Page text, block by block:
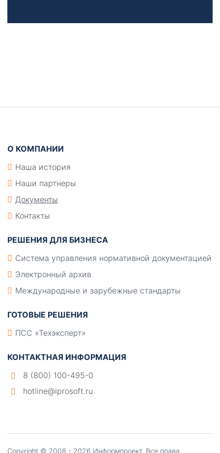
О КОМПАНИИ
Наша история
Наши партнеры
Документы
Контакты
РЕШЕНИЯ ДЛЯ БИЗНЕСА
Система управления нормативной документацией
Электронный архив
Международные и зарубежные стандарты
ГОТОВЫЕ РЕШЕНИЯ
ПСС «Техэксперт»
КОНТАКТНАЯ ИНФОРМАЦИЯ
8 (800) 100-495-0
hotline@iprosoft.ru
Copyright © 2008 - 2026 Информпроект. Все права